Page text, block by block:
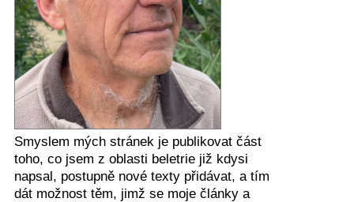
Smyslem mých stránek je publikovat část
toho, co jsem z oblasti beletrie již kdysi
napsal, postupně nové texty přidávat, a tím
dát možnost těm, jimž se moje články a